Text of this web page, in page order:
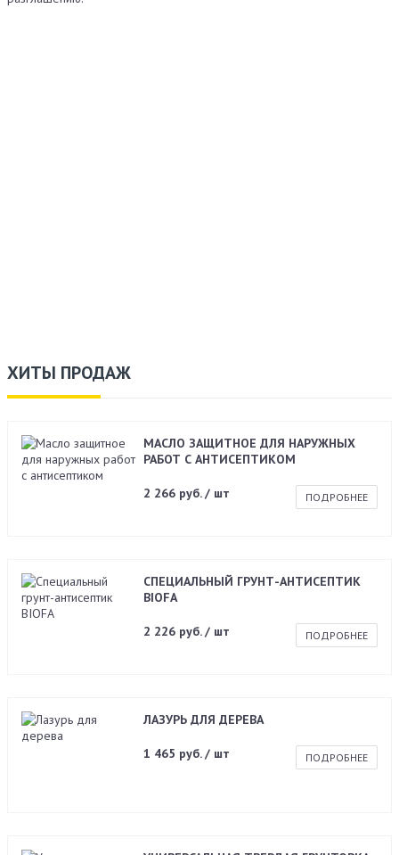
ХИТЫ ПРОДАЖ
МАСЛО ЗАЩИТНОЕ ДЛЯ НАРУЖНЫХ
РАБОТ С АНТИСЕПТИКОМ
2 266 руб. / шт ПОДРОБНЕЕ
СПЕЦИАЛЬНЫЙ ГРУНТ-АНТИСЕПТИК
BIOFA
2 226 руб. / шт ПОДРОБНЕЕ
ЛАЗУРЬ ДЛЯ ДЕРЕВА
1 465 руб. / шт ПОДРОБНЕЕ